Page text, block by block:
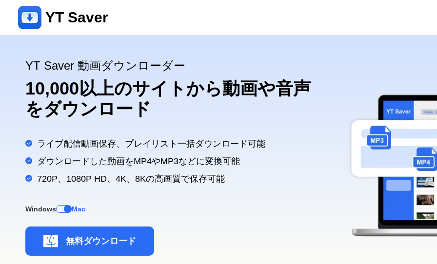
YT Saver
YT Saver 動画ダウンローダー
10,000以上のサイトから動画や音声
をダウンロード
ライブ配信動画保存、プレイリスト一括ダウンロード可能
ダウンロードした動画をMP4やMP3などに変換可能
720P、1080P HD、4K、8Kの高画質で保存可能
Windows Mac
無料ダウンロード